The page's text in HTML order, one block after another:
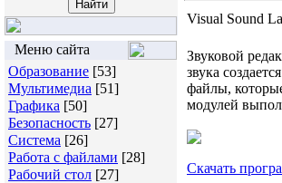
Меню сайта
Образование [53]
Мультимедиа [51]
Графика [50]
Безопасность [27]
Система [26]
Работа с файлами [28]
Рабочий стол [27]
Visual Sound
Звуковой
звука
файлы,
модулей
Скачать